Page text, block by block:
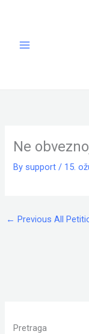
Ne
By support/ 15.
← Previous All
Pretraga